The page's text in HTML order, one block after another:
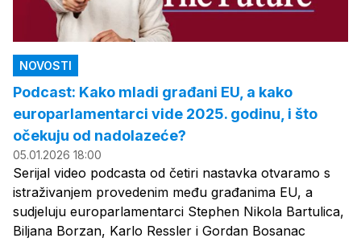
NOVOSTI
Podcast: Kako mladi građani EU, a kako
europarlamentarci vide 2025. godinu, i što
očekuju od nadolazeće?
05.01.2026 18:00
Serijal video podcasta od četiri nastavka otvaramo s
istraživanjem provedenim među građanima EU, a
sudjeluju europarlamentarci Stephen Nikola Bartulica,
Biljana Borzan, Karlo Ressler i Gordan Bosanac